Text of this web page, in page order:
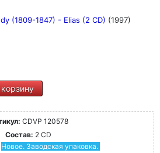
(1809-1847) - Elias (2 CD) (1997)
CDVP 120578
Состав: 2 CD
Новое. Заводская упаковка.